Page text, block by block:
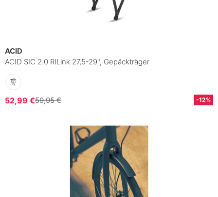
ACID
ACID SIC 2.0 RILink 27,5-29", Gepäckträger
52,99 €59,95 € -12%